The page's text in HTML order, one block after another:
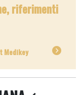
riferimenti
Medikey